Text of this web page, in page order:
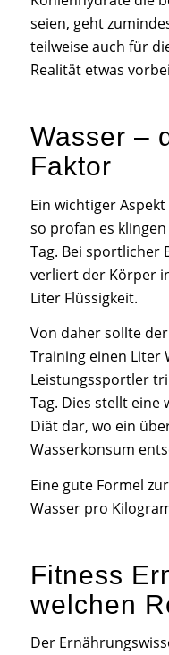
seien, geht
teilweise auch für
Realität etwas
Wasser –
Faktor
Ein wichtiger
so profan es
Tag. Bei sportlicher
verliert der Körper
Liter Flüssigkeit.
Von daher sollte
Training einen Liter
Leistungssportler
Tag. Dies stellt eine
Diät dar, wo ein
Wasserkonsum
Eine gute Formel
Wasser pro
Fitness
welchen
Der